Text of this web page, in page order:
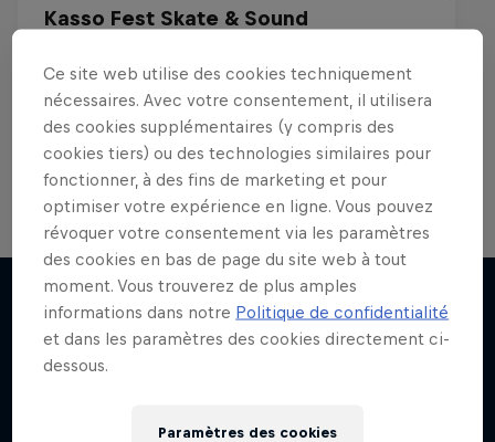
Kasso Fest Skate & Sound
Long Beach, United States
Voir le replay
J'EN VEUX ENCORE !
Ce site web utilise des cookies techniquement
nécessaires. Avec votre consentement, il utilisera
des cookies supplémentaires (y compris des
cookies tiers) ou des technologies similaires pour
fonctionner, à des fins de marketing et pour
optimiser votre expérience en ligne. Vous pouvez
révoquer votre consentement via les paramètres
des cookies en bas de page du site web à tout
moment. Vous trouverez de plus amples
informations dans notre Politique de confidentialité
et dans les paramètres des cookies directement ci-
dessous.
Paramètres des cookies